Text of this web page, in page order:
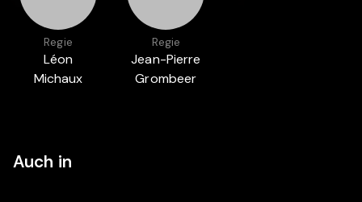
Regie
Léon
Michaux
Regie
Jean-Pierre
Grombeer
Auch in